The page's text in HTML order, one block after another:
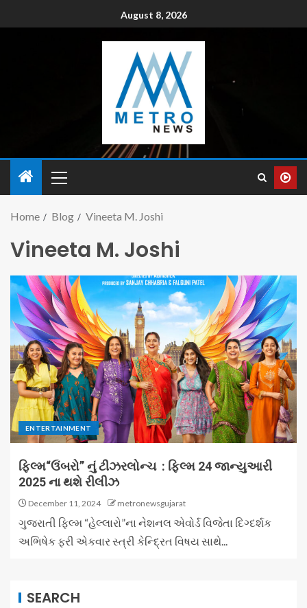
August 8, 2026
Home Blog Vineeta M. Joshi
Vineeta M. Joshi
ENTERTAINMENT
ફિલ્મ“ઉંબરો” નું ટીઝરલોન્ચ : ફિલ્મ 24 જાન્યુઆરી
2025 ના થશે રીલીઝ
December 11, 2024 metronewsgujarat
ગુજરાતી ફિલ્મ “હેલ્લારો”ના નેશનલ એવોર્ડ વિજેતા દિગ્દર્શક
અભિષેક ફરી એકવાર સ્ત્રી કેન્દ્રિત વિષય સાથે...
SEARCH